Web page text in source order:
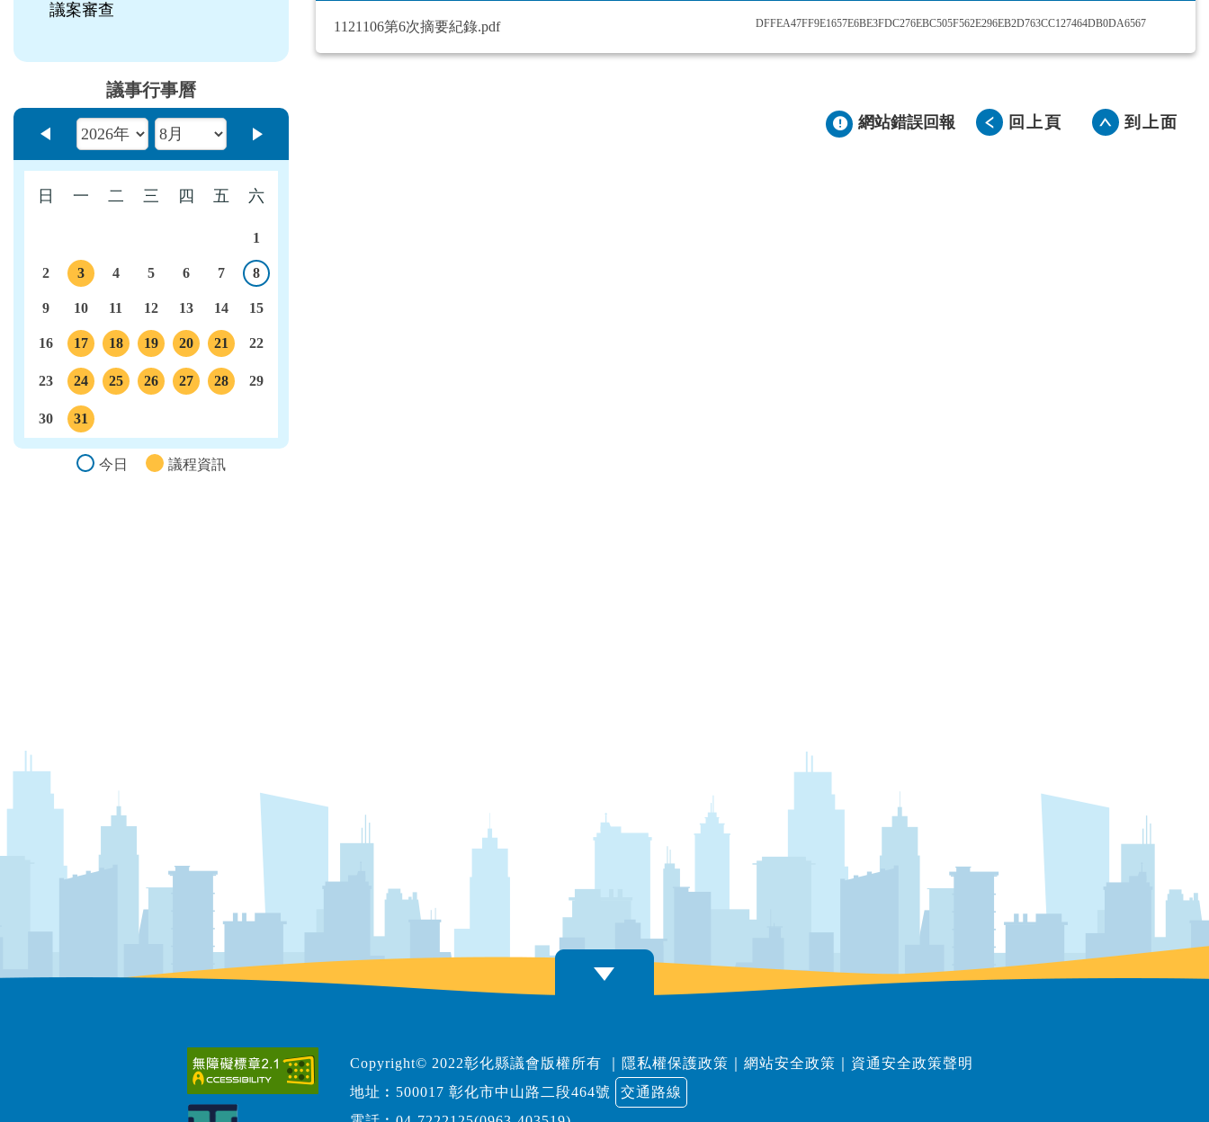
議案審查
議事行事曆
上個月
日 一 二 三 四 五 六
1
2
3
4 5 6 7
8
9
10 11 12 13 14 15
16
17
議程
18
議程
19
議程
20
議程
21
議程
22
23
24
議程
25
26
27
28
29
30
31
今日
議程資訊
1121106第6次摘要紀錄.pdf DFFEA47FF9E1657E6BE3FDC276EBC505F562E296EB2D763CC127464DB0DA6567
網站錯誤回報 回上頁 到上面
Copyright© 2022彰化縣議會版權所有 隱私權保護政策 網站安全政策
資通安全政策聲明
地址︰500017 彰化市中山路二段464號
交通路線